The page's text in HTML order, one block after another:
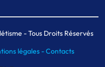
indoor
Paris- Tous Droits Réservés
légales -Contacts